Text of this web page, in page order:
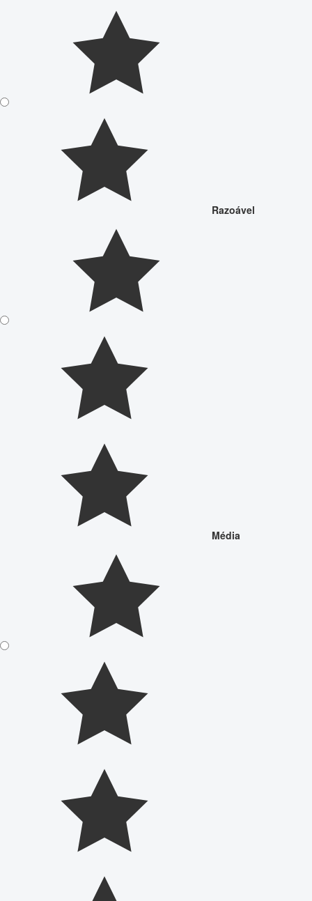
Razoável
Média